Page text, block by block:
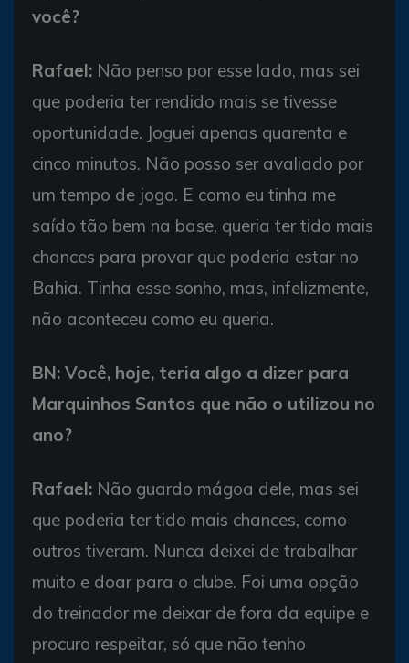
você?
Rafael: Não penso por esse lado, mas sei
que poderia ter rendido mais se tivesse
oportunidade. Joguei apenas quarenta e
cinco minutos. Não posso ser avaliado por
um tempo de jogo. E como eu tinha me
saído tão bem na base, queria ter tido mais
chances para provar que poderia estar no
Bahia. Tinha esse sonho, mas, infelizmente,
não aconteceu como eu queria.
BN: Você, hoje, teria algo a dizer para
Marquinhos Santos que não o utilizou no
ano?
Rafael: Não guardo mágoa dele, mas sei
que poderia ter tido mais chances, como
outros tiveram. Nunca deixei de trabalhar
muito e doar para o clube. Foi uma opção
do treinador me deixar de fora da equipe e
procuro respeitar, só que não tenho